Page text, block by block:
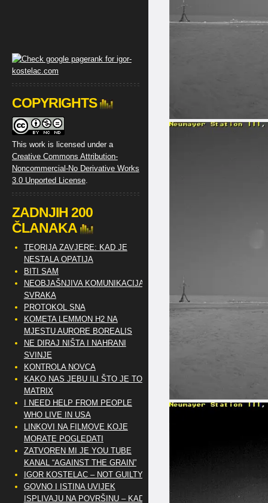
COPYRIGHTS
This work is licensed under a
Creative Commons Attribution-
Noncommercial-No Derivative Works
3.0 Unported License.
ZADNJIH 200
ČLANAKA
TEORIJA ZAVJERE: KAD JE
NESTALA OPATIJA
BITI SAM
NEOBJAŠNJIVA KOMUNIKACIJA
SVRAKA
PROTOKOL SNA
KOMETA LEMMON H2 NA
MJESTU AURORE BOREALIS
NE DIRAJ NIŠTA I NAHRANI
SVINJE
KONTROLA NOVCA
KAKO NAS JEBU ILI ŠTO JE TO
MATRIX
I NEED HELP FROM PEOPLE
WHO LIVE IN USA
LINKOVI NA FILMOVE KOJE
MORATE POGLEDATI
ZATVOREN MI JE YOU TUBE
KANAL “AGAINST THE GRAIN”
IGOR KOSTELAC – NOT GUILTY
GOVNO I ISTINA UVIJEK
ISPLIVAJU NA POVRŠINU – KAD